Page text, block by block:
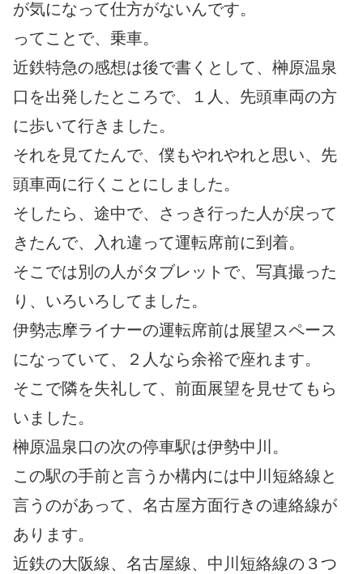
が気になって仕方がないんです。
ってことで、乗車。
近鉄特急の感想は後で書くとして、榊原温泉
口を出発したところで、１人、先頭車両の方
に歩いて行きました。
それを見てたんで、僕もやれやれと思い、先
頭車両に行くことにしました。
そしたら、途中で、さっき行った人が戻って
きたんで、入れ違って運転席前に到着。
そこでは別の人がタブレットで、写真撮った
り、いろいろしてました。
伊勢志摩ライナーの運転席前は展望スペース
になっていて、２人なら余裕で座れます。
そこで隣を失礼して、前面展望を見せてもら
いました。
榊原温泉口の次の停車駅は伊勢中川。
この駅の手前と言うか構内には中川短絡線と
言うのがあって、名古屋方面行きの連絡線が
あります。
近鉄の大阪線、名古屋線、中川短絡線の３つ